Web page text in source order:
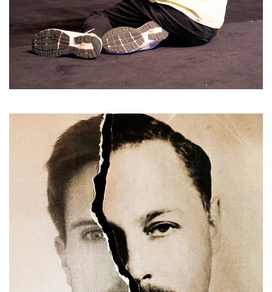
+ d'infos
12.01 > 16.01
Résidence à l'Atelier des Marches
+ d'infos